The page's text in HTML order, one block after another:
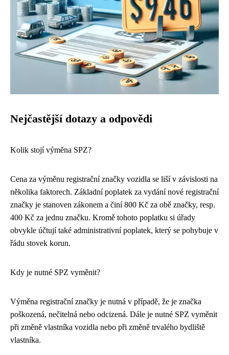
Nejčastější dotazy a odpovědi
Kolik stojí výměna SPZ?
Cena za výměnu registrační značky vozidla se liší v závislosti na
několika faktorech. Základní poplatek za vydání nové registrační
značky je stanoven zákonem a činí 800 Kč za obě značky, resp.
400 Kč za jednu značku. Kromě tohoto poplatku si úřady
obvykle účtují také administrativní poplatek, který se pohybuje v
řádu stovek korun.
Kdy je nutné SPZ vyměnit?
Výměna registrační značky je nutná v případě, že je značka
poškozená, nečitelná nebo odcizená. Dále je nutné SPZ vyměnit
při změně vlastníka vozidla nebo při změně trvalého bydliště
vlastníka.